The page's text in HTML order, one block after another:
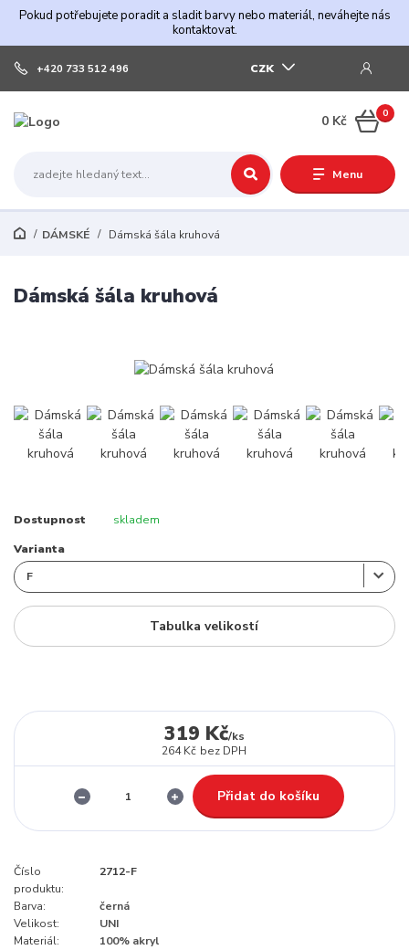
Pokud potřebujete poradit a sladit barvy nebo materiál, neváhejte nás
kontaktovat.
Menu
CZK
+420 733 512 496
0
0 Kč
DÁMSKÉ Dámská šála kruhová
Dámská šála kruhová
Dostupnost skladem
Varianta
Tabulka velikostí
319 Kč/ks
264 Kč bez DPH
Přidat do košíku
Číslo
produktu:
2712-F
Barva:
černá
Velikost:
UNI
Materiál:
100% akryl